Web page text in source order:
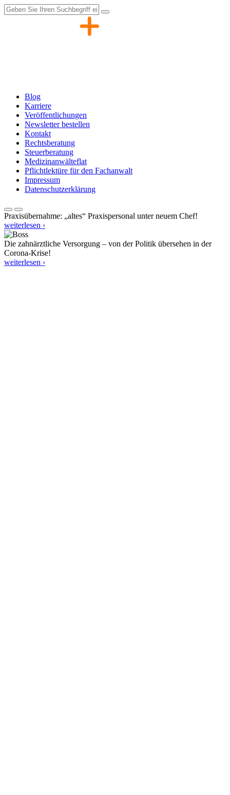
Zum
Inhalt
Blog
Karriere
Veröffentlichungen
Newsletter bestellen
Kontakt
Rechtsberatung
Steuerberatung
Medizinanwälteflat
Pflichtlektüre für den Fachanwalt
Impressum
Datenschutzerklärung
Praxisübernahme: „altes“ Praxispersonal unter neuem Chef!
weiterlesen ›
Die zahnärztliche Versorgung – von der Politik übersehen in der
Corona-Krise!
weiterlesen ›